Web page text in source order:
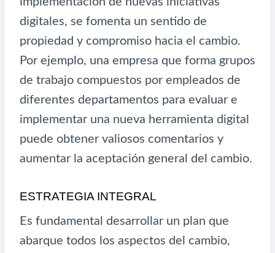
digitales, se fomenta un sentido de
propiedad y compromiso hacia el cambio.
Por ejemplo, una empresa que forma grupos
de trabajo compuestos por empleados de
diferentes departamentos para evaluar e
implementar una nueva herramienta digital
puede obtener valiosos comentarios y
aumentar la aceptación general del cambio.
ESTRATEGIA INTEGRAL
Es fundamental desarrollar un plan que
abarque todos los aspectos del cambio,